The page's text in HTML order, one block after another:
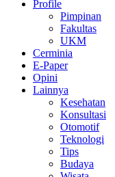
Profile
Pimpinan
Fakultas
UKM
Cerminia
E-Paper
Opini
Lainnya
Kesehatan
Konsultasi
Otomotif
Teknologi
Tips
Budaya